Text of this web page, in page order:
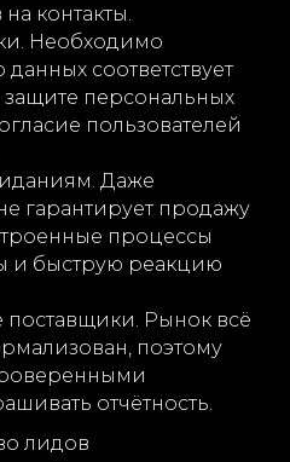
контакты.
Необходимо
соответствует
защите персональных
пользователей
Даже
гарантирует продажу
процессы
и быструю реакцию
Рынок всё
поэтому
отчётность.
лидов